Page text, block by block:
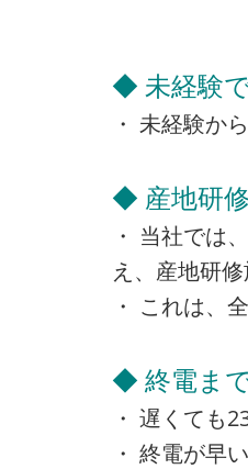
◆ 未経験
・ 未経験か
◆ 産地研
・ 当社では
え、産地研
・ これは、
◆ 終電ま
・ 遅くても
・ 終電が早